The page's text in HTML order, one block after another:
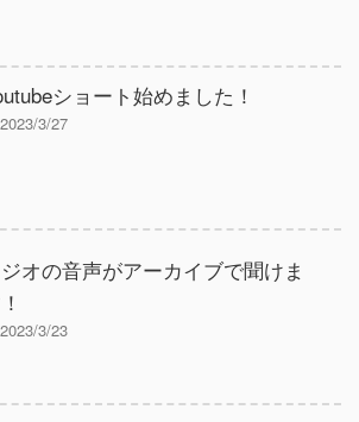
ショート始めました！
2023/3/27
オの音声がアーカイブで聞けま
2023/3/23